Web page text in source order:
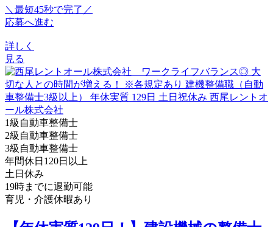
＼最短45秒で完了／
応募へ進む
詳しく
見る
1級自動車整備士
2級自動車整備士
3級自動車整備士
年間休日120日以上
土日休み
19時までに退勤可能
育児・介護休暇あり